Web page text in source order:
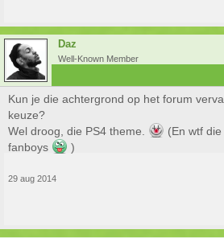
Daz
Well-Known Member
Kun je die achtergrond op het forum
keuze?
Wel droog, die PS4 theme.
(En wtf
fanboys
)
29 aug 2014